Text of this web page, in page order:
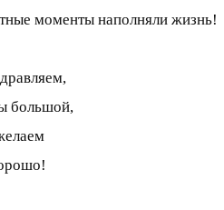
моменты наполняли жизнь!
большой,